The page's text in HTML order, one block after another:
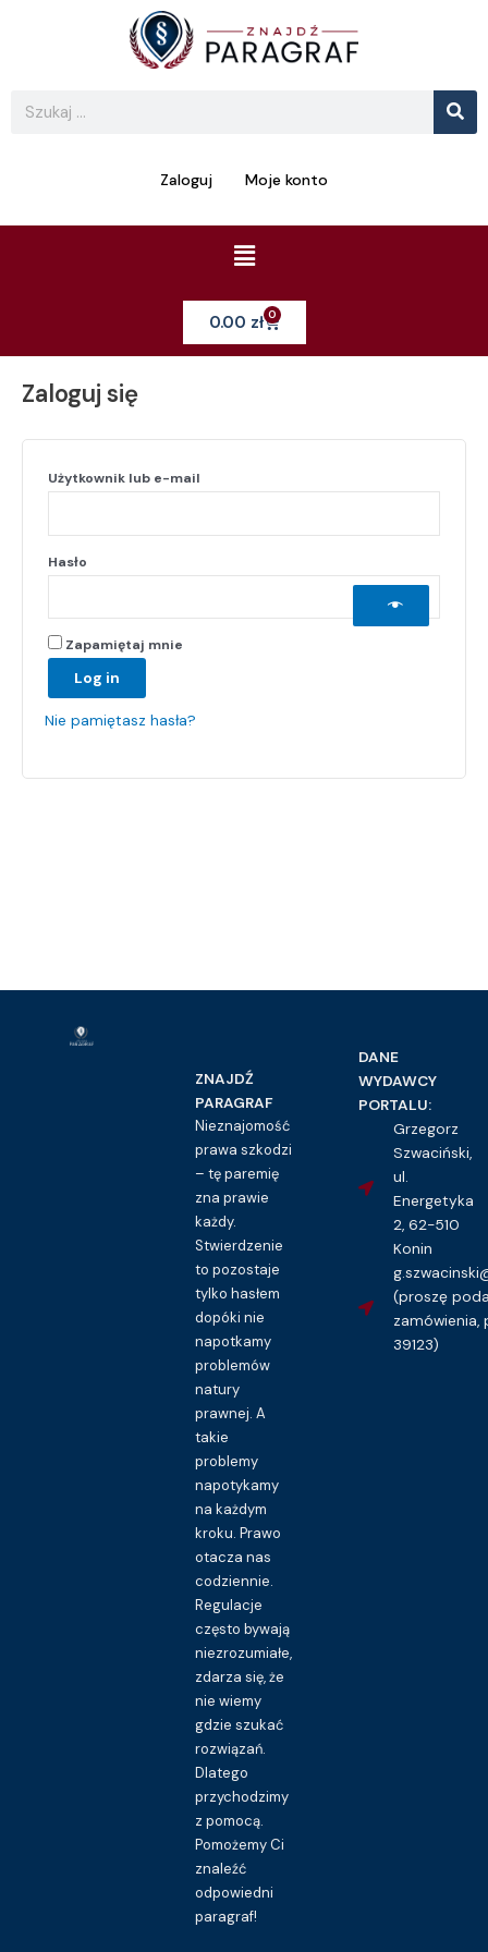
Search
Zaloguj Moje konto
Menu
0.00 zł 0Cart
Zaloguj się
Użytkownik lub e-mail
Hasło
Required
Zapamiętaj mnie
Log in
Nie pamiętasz hasła?
ZNAJDŹ
PARAGRAF
Nieznajomość
prawa szkodzi
– tę paremię
zna prawie
każdy.
Stwierdzenie
to pozostaje
tylko hasłem
dopóki nie
napotkamy
problemów
natury
prawnej. A
takie
problemy
napotykamy
na każdym
kroku. Prawo
otacza nas
codziennie.
Regulacje
często bywają
niezrozumiałe,
zdarza się, że
nie wiemy
gdzie szukać
rozwiązań.
Dlatego
przychodzimy
z pomocą.
Pomożemy Ci
znaleźć
odpowiedni
paragraf!
DANE
WYDAWCY
PORTALU:
Grzegorz
Szwaciński,
ul.
Energetyka
2, 62-510
Konin
(proszę
zamówienia,
39123)